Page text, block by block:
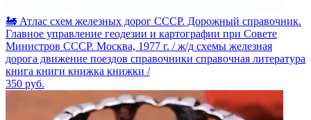
🚂 Атлас схем железных дорог СССР. Дорожный справочник.
Главное управление геодезии и картографии при Совете
Министров СССР. Москва, 1977 г. / ж/д схемы железная
дорога движение поездов справочники справочная литература
книга книги книжка книжки /
350 руб.